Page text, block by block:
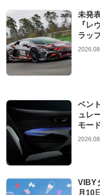
未発
『レ
ラッ
ベン
ュレ
モー
VIBY
月10